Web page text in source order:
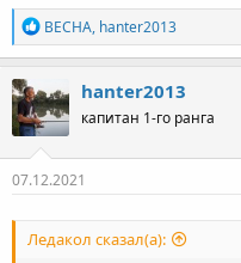
Р
е
а
ц
и
и
:
BECHA, hanter2013
hanter2013
капитан 1-го ранга
07.12.2021
Ледакол сказал(а):